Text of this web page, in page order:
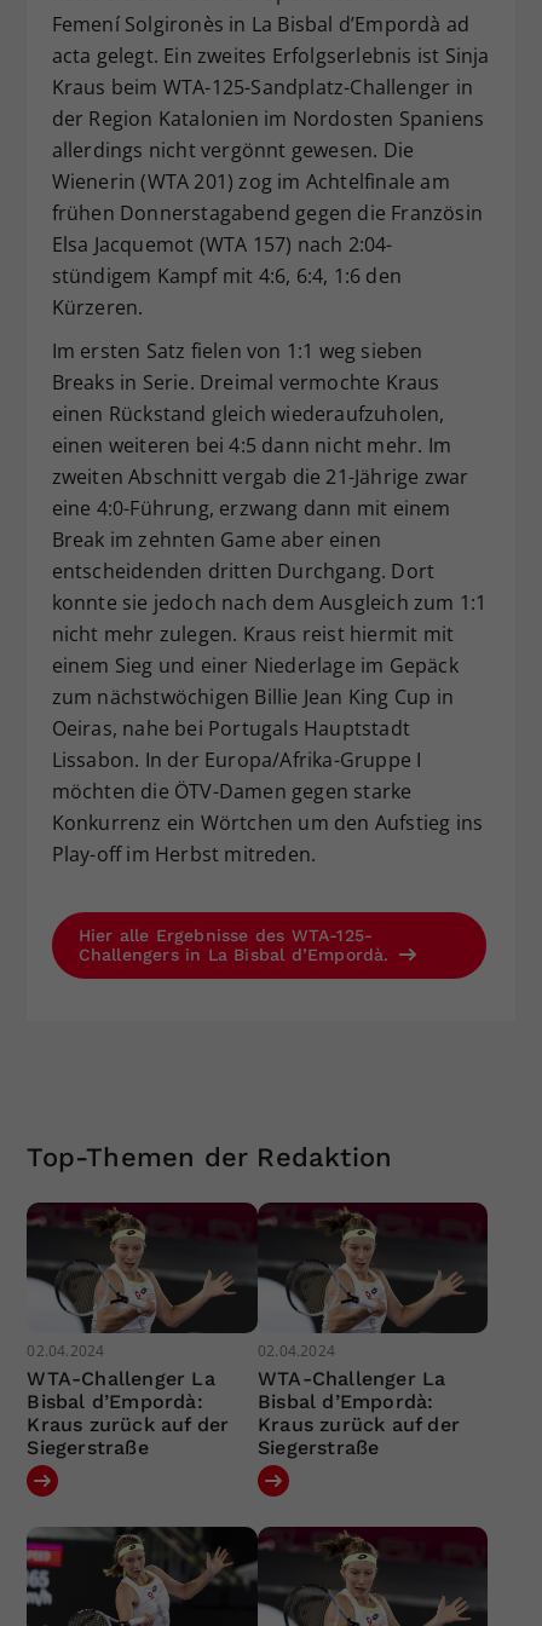
Femení Solgironès in La Bisbal d’Empordà ad
acta gelegt. Ein zweites Erfolgserlebnis ist Sinja
Kraus beim WTA-125-Sandplatz-Challenger in
der Region Katalonien im Nordosten Spaniens
allerdings nicht vergönnt gewesen. Die
Wienerin (WTA 201) zog im Achtelfinale am
frühen Donnerstagabend gegen die Französin
Elsa Jacquemot (WTA 157) nach 2:04-
stündigem Kampf mit 4:6, 6:4, 1:6 den
Kürzeren.
Im ersten Satz fielen von 1:1 weg sieben
Breaks in Serie. Dreimal vermochte Kraus
einen Rückstand gleich wiederaufzuholen,
einen weiteren bei 4:5 dann nicht mehr. Im
zweiten Abschnitt vergab die 21-Jährige zwar
eine 4:0-Führung, erzwang dann mit einem
Break im zehnten Game aber einen
entscheidenden dritten Durchgang. Dort
konnte sie jedoch nach dem Ausgleich zum 1:1
nicht mehr zulegen. Kraus reist hiermit mit
einem Sieg und einer Niederlage im Gepäck
zum nächstwöchigen Billie Jean King Cup in
Oeiras, nahe bei Portugals Hauptstadt
Lissabon. In der Europa/Afrika-Gruppe I
möchten die ÖTV-Damen gegen starke
Konkurrenz ein Wörtchen um den Aufstieg ins
Play-off im Herbst mitreden.
Hier alle Ergebnisse des WTA-125-
Challengers in La Bisbal d’Empordà.
Top-Themen der Redaktion
02.04.2024
WTA-Challenger La
Bisbal d’Empordà:
Kraus zurück auf der
Siegerstraße
02.04.2024
WTA-Challenger La
Bisbal d’Empordà:
Kraus zurück auf der
Siegerstraße
Zweck
Dieser Wert speichert Ihre Consent-
Einstellungen. Unter anderem eine
zufällig generierte ID, für die
historische Speicherung Ihrer
vorgenommen Einstellungen, falls der
Webseiten-Betreiber dies eingestellt
hat.